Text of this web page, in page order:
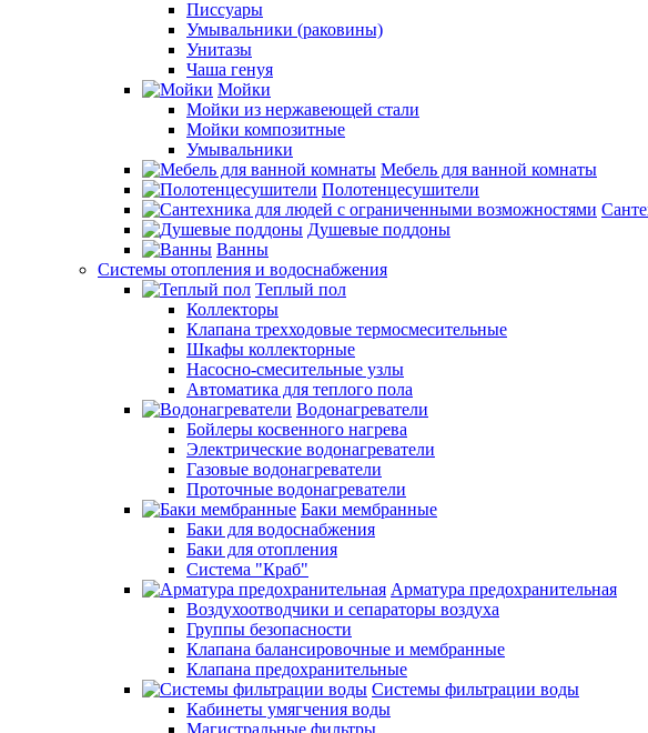
Писсуары
Умывальники (раковины)
Унитазы
Чаша генуя
Мойки
Мойки из нержавеющей стали
Мойки композитные
Умывальники
Мебель для ванной комнаты
Полотенцесушители
Душевые поддоны
Ванны
Системы отопления и водоснабжения
Теплый пол
Коллекторы
Клапана трехходовые термосмесительные
Шкафы коллекторные
Насосно-смесительные узлы
Автоматика для теплого пола
Водонагреватели
Бойлеры косвенного нагрева
Электрические водонагреватели
Газовые водонагреватели
Проточные водонагреватели
Баки мембранные
Баки для водоснабжения
Баки для отопления
Система "Краб"
Арматура предохранительная
Воздухоотводчики и сепараторы воздуха
Группы безопасности
Клапана балансировочные и мембранные
Клапана предохранительные
Системы фильтрации воды
Кабинеты умягчения воды
Магистральные фильтры